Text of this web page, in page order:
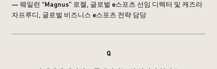
— 웨일런 “Magnus” 로젤, 글로벌 e스포츠 선임 디렉터 및 캐즈라
자프루디, 글로벌 비즈니스 e스포츠 전략 담당
Q